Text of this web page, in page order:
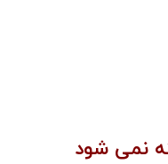
نمی شود